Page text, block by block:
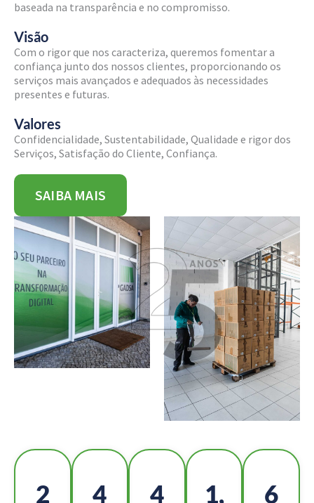
baseada na transparência e no compromisso.
Visão
Com o rigor que nos caracteriza, queremos fomentar a
confiança junto dos nossos clientes, proporcionando os
serviços mais avançados e adequados às necessidades
presentes e futuras.
Valores
Confidencialidade, Sustentabilidade, Qualidade e rigor dos
Serviços, Satisfação do Cliente, Confiança.
SAIBA MAIS
2
4
5
1,
6